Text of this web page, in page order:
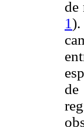
de
1).